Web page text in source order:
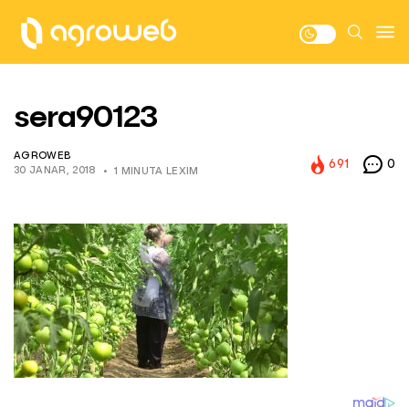
sera90123
AGROWEB
30 JANAR, 2018
1 MINUTA LEXIM
691 0